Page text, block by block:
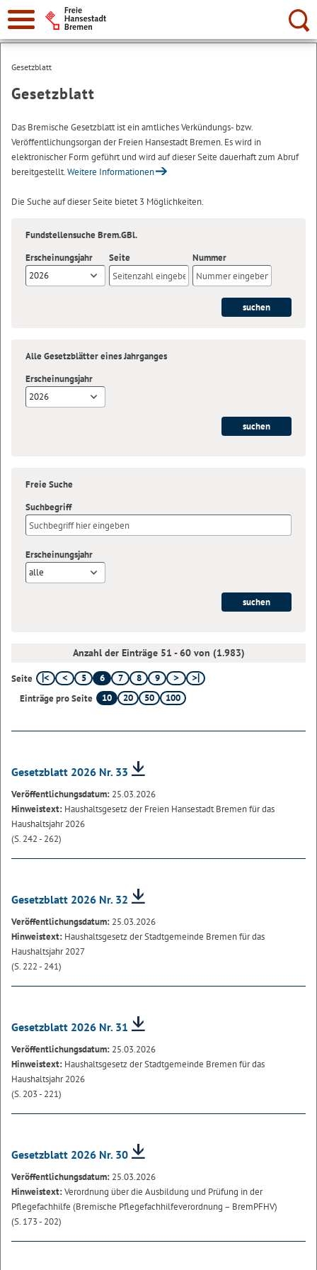
Suche:
Gesetzblatt
Gesetzblatt
Das Bremische Gesetzblatt ist ein amtliches Verkündungs- bzw.
Veröffentlichungsorgan der Freien Hansestadt Bremen. Es wird in
elektronischer Form geführt und wird auf dieser Seite dauerhaft zum Abruf
bereitgestellt.Weitere Informationen
Die Suche auf dieser Seite bietet 3 Möglichkeiten.
Fundstellensuche Brem.GBl.
Erscheinungsjahr
2026
Seite Nummer
Alle Gesetzblätter eines Jahrganges
Erscheinungsjahr
2026
Freie Suche
Suchbegriff
Erscheinungsjahr
alle
Anzahl der Einträge 51 - 60 von (1.983)
Seite 5 6 7 8
9
Einträge pro Seite
10 20 50 100
Gesetzblatt 2026 Nr. 33
Veröffentlichungsdatum: 25.03.2026
Hinweistext: Haushaltsgesetz der Freien Hansestadt Bremen für das
Haushaltsjahr 2026
(S. 242 - 262)
Gesetzblatt 2026 Nr. 32
Veröffentlichungsdatum: 25.03.2026
Hinweistext: Haushaltsgesetz der Stadtgemeinde Bremen für das
Haushaltsjahr 2027
(S. 222 - 241)
Gesetzblatt 2026 Nr. 31
Veröffentlichungsdatum: 25.03.2026
Hinweistext: Haushaltsgesetz der Stadtgemeinde Bremen für das
Haushaltsjahr 2026
(S. 203 - 221)
Gesetzblatt 2026 Nr. 30
Veröffentlichungsdatum: 25.03.2026
Hinweistext:Verordnung über die Ausbildung und Prüfung in der
Pflegefachhilfe (Bremische Pflegefachhilfeverordnung – BremPFHV)
(S. 173 - 202)